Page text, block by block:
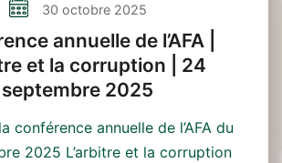
|
29
septembre
2026
annuelle de l’AFA |
et la corruption | 24
septembre 2025
30 octobre 2025
conférence annuelle de l’AFA du
2025 L’arbitre et la corruption